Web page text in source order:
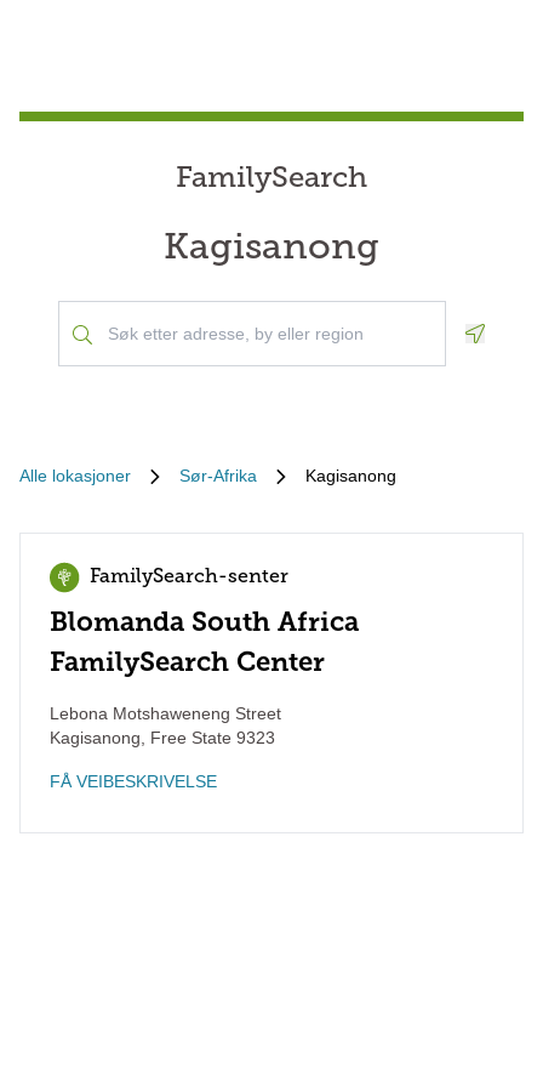
FamilySearch
Kagisanong
Alle lokasjoner Sør-Afrika Kagisanong
FamilySearch-senter
Blomanda South Africa
FamilySearch Center
Lebona Motshaweneng Street
Kagisanong
Free State 9323
FÅ VEIBESKRIVELSE